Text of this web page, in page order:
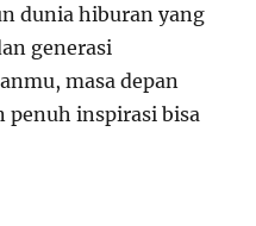
dunia hiburan yang
generasi
masa depan
inspirasi bisa